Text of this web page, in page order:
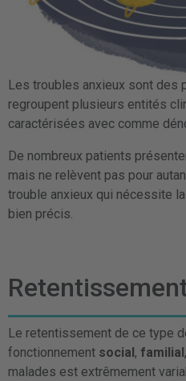
Les troubles anxieux sont des
regroupent plusieurs entités
caractérisées avec comme
De nombreux patients
mais ne relèvent pas pour
trouble anxieux qui nécessite
bien précis.
Le retentissement de ce type
fonctionnement social, familial,
malades est extrêmement